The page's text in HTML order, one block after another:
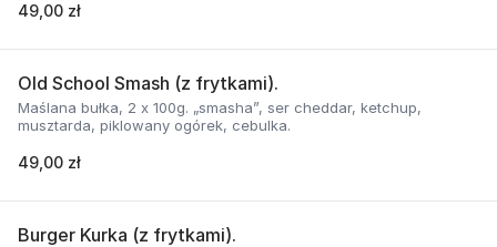
49,00 zł
Old School Smash (z frytkami).
Maślana bułka, 2 x 100g. „smasha”, ser cheddar, ketchup,
musztarda, piklowany ogórek, cebulka.
49,00 zł
Burger Kurka (z frytkami).